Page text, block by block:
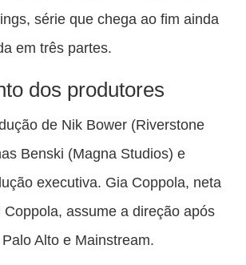
série que chega ao fim ainda
em três partes.
dos produtores
de Nik Bower (Riverstone
Benski (Magna Studios) e
executiva. Gia Coppola, neta
assume a direção após
Alto e Mainstream.